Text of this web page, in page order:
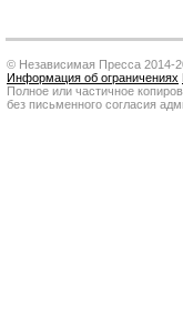
© Независимая Пресса 2014-
Информация об ограничениях
Полное или частичное
без письменного согласия